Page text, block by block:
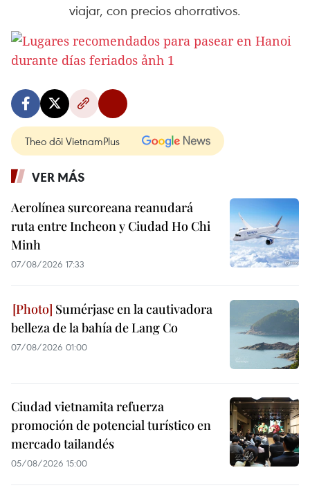
viajar, con precios ahorrativos.
Theo dõi VietnamPlus
VER MÁS
Aerolínea surcoreana reanudará
ruta entre Incheon y Ciudad Ho Chi
Minh
07/08/2026 17:33
Sumérjase en la cautivadora
belleza de la bahía de Lang Co
07/08/2026 01:00
Ciudad vietnamita refuerza
promoción de potencial turístico en
mercado tailandés
05/08/2026 15:00